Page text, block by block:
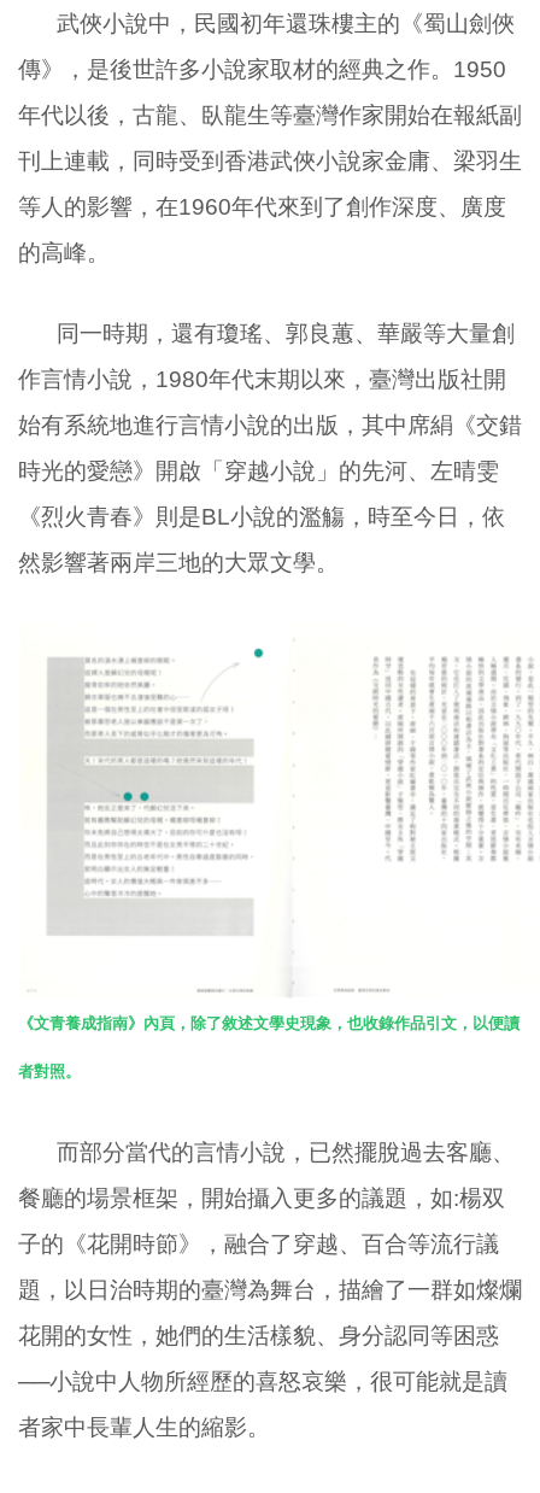
武俠小說中，民國初年還珠樓主的《蜀山劍俠
傳》，是後世許多小說家取材的經典之作。 1950
年代以後，古龍、臥龍生等臺灣作家開始在報紙副
刊上連載，同時受到香港武俠小說家金庸、梁羽生
等人的影響，在1960年代來到了創作深度、廣度
的高峰。
同一時期，還有瓊瑤、郭良蕙、華嚴等大量創
作言情小說， 1980年代末期以來，臺灣出版社開
始有系統地進行言情小說的出版，其中席絹《交錯
時光的愛戀》開啟「穿越小說」的先河、左晴雯
《烈火青春》則是BL小說的濫觴，時至今日，依
然影響著兩岸三地的大眾文學。
《文青養成指南》內頁，除了敘述文學史現象，也收錄作品引文，以便讀
者對照。
而部分當代的言情小說，已然擺脫過去客廳、
餐廳的場景框架，開始攝入更多的議題，如:楊双
子的《花開時節》，融合了穿越、百合等流行議
題，以日治時期的臺灣為舞台，描繪了一群如燦爛
花開的女性，她們的生活樣貌、身分認同等困惑
──小說中人物所經歷的喜怒哀樂，很可能就是讀
者家中長輩人生的縮影。